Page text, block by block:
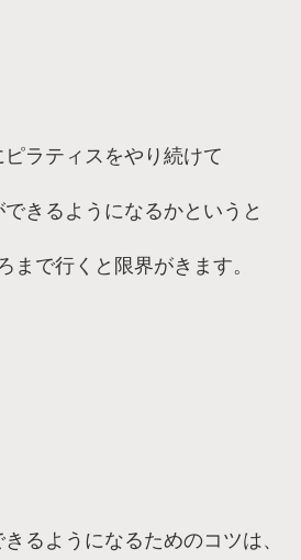
ピラティスをやり続けて
きるようになるかというと
まで行くと限界がきます。
るようになるためのコツは、